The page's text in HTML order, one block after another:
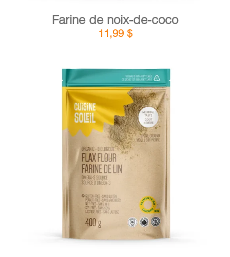
Farine de noix-de-coco
11,99 $
AJOUTER AU PANIER /